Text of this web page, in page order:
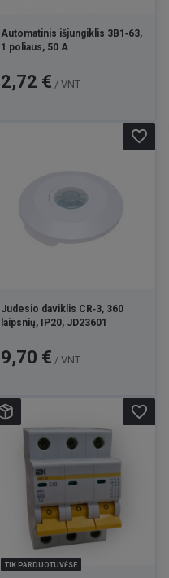
Automatinis išjungiklis 3B1‑63,
1 poliaus, 50 A
Kaina
2,72 € / VNT
Judesio daviklis CR‑3, 360
laipsnių, IP20, JD23601
Kaina
9,70 € / VNT
favorite_border
TIK PARDUOTUVĖSE
favorite_border